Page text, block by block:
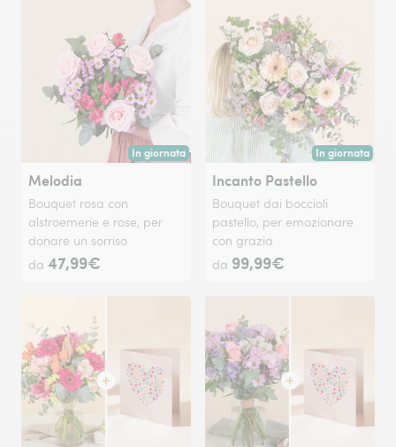
In giornata
Consegna disponibile oggi o in data a tua scelta.
Melodia
Bouquet rosa con
alstroemerie e rose, per
donare un sorriso
da 47,99€
In giornata
Consegna
Incanto Pastello
Bouquet dai boccioli
pastello, per emozionare
con grazia
da 99,99€